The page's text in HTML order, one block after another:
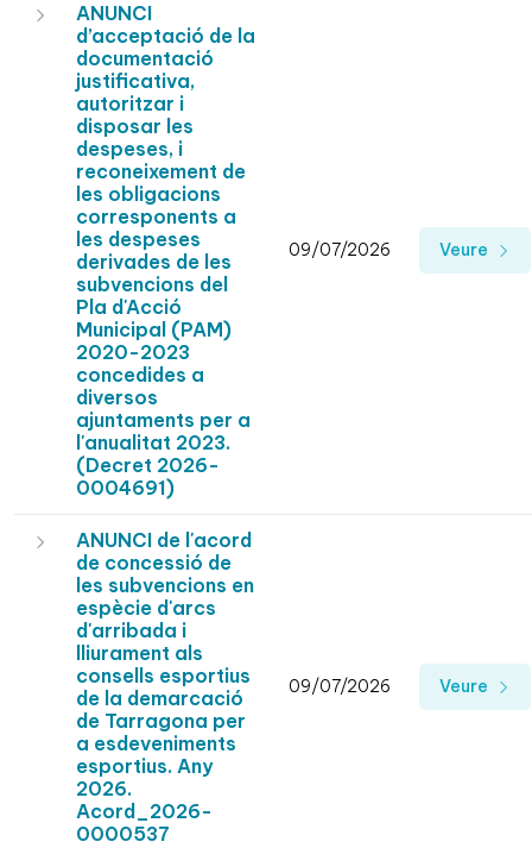
ANUNCI
d’acceptació de la
documentació
justificativa,
autoritzar i
disposar les
despeses, i
reconeixement de
les obligacions
corresponents a
les despeses
derivades de les
subvencions del
Pla d'Acció
Municipal (PAM)
2020-2023
concedides a
diversos
ajuntaments per a
l'anualitat 2023.
(Decret 2026-
0004691)
09/07/2026 Veure
ANUNCI de l'acord
de concessió de
les subvencions en
espècie d'arcs
d'arribada i
lliurament als
consells esportius
de la demarcació
de Tarragona per
a esdeveniments
esportius. Any
2026.
Acord_2026-
0000537
09/07/2026 Veure